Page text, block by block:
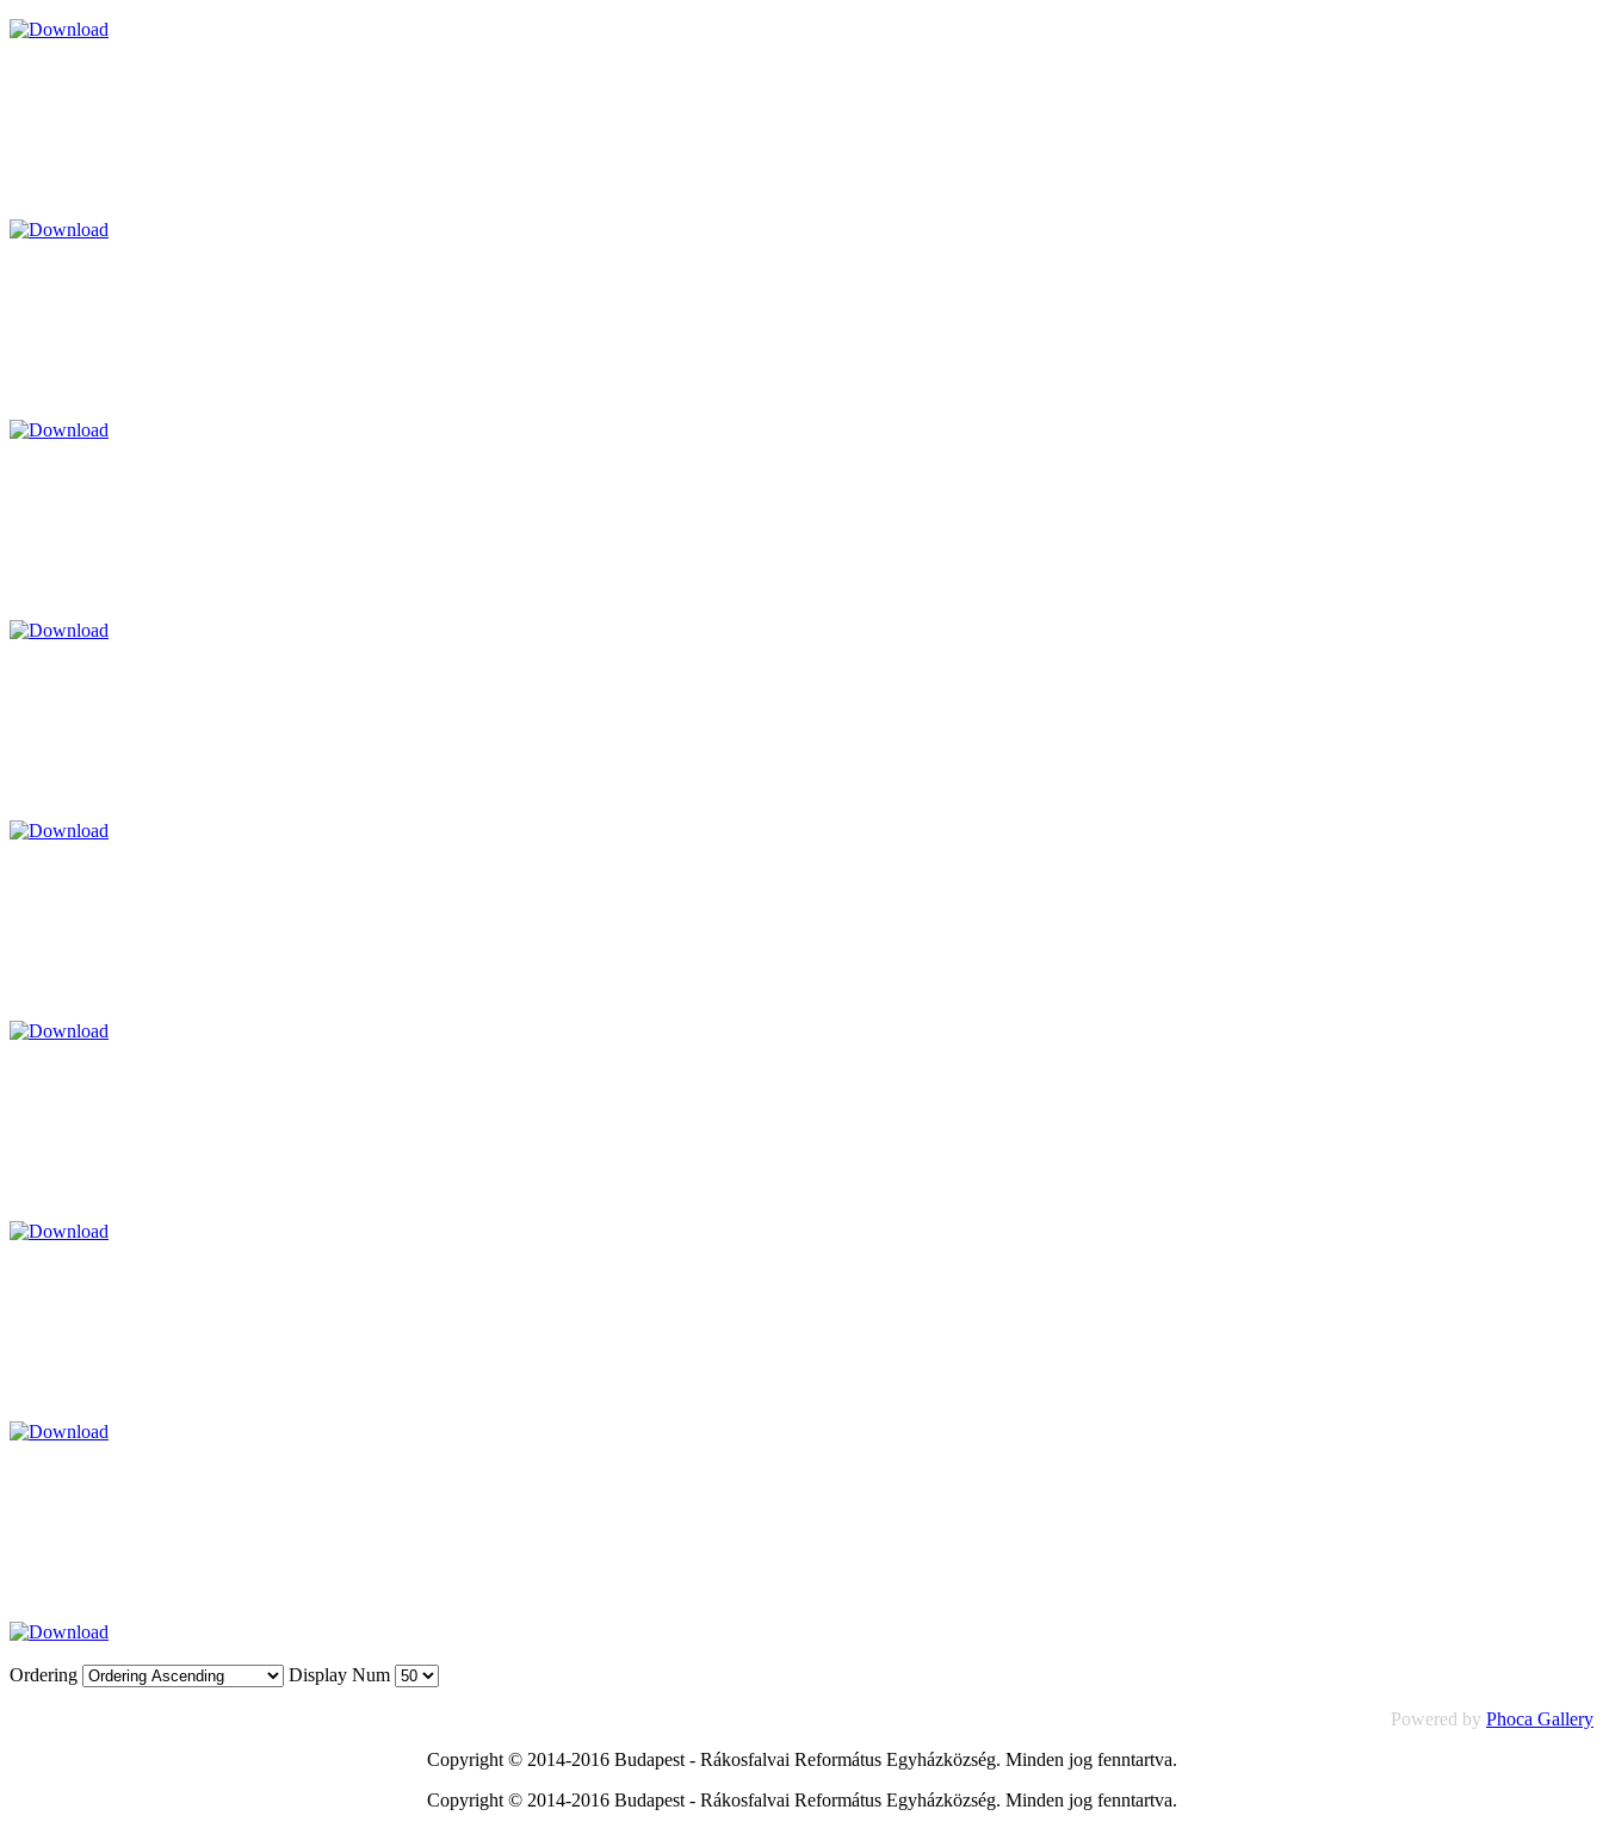
Ordering Display Num
Powered by Phoca Gallery
Copyright © 2014-2016 Budapest - Rákosfalvai Református Egyházközség. Minden jog fenntartva.
Copyright © 2014-2016 Budapest - Rákosfalvai Református Egyházközség. Minden jog fenntartva.